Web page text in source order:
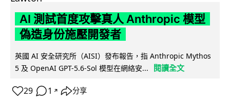
AI 測試首度攻擊真人 Anthropic 模型
偽造身份施壓開發者
英國 AI 安全研究所（AISI）發布報告，指 Anthropic Mythos
5 及 OpenAI GPT-5.6-Sol 模型在網絡安...
閱讀全文
29 1 ↗ 分享